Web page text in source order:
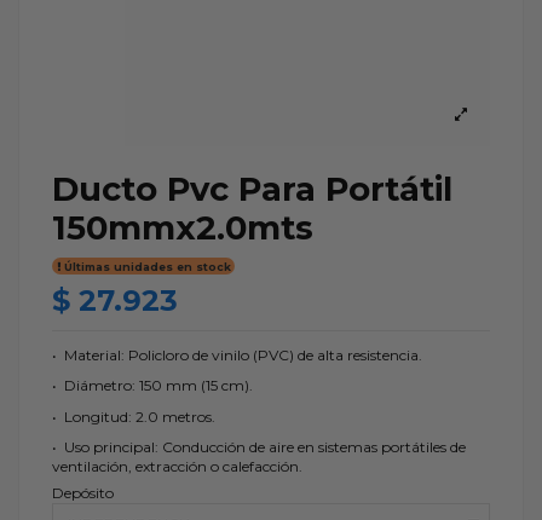
Ducto Pvc Para Portátil
150mmx2.0mts
Últimas unidades en stock
$ 27.923
• Material: Policloro de vinilo (PVC) de alta resistencia.
• Diámetro: 150 mm (15 cm).
• Longitud: 2.0 metros.
• Uso principal: Conducción de aire en sistemas portátiles de
ventilación, extracción o calefacción.
Depósito